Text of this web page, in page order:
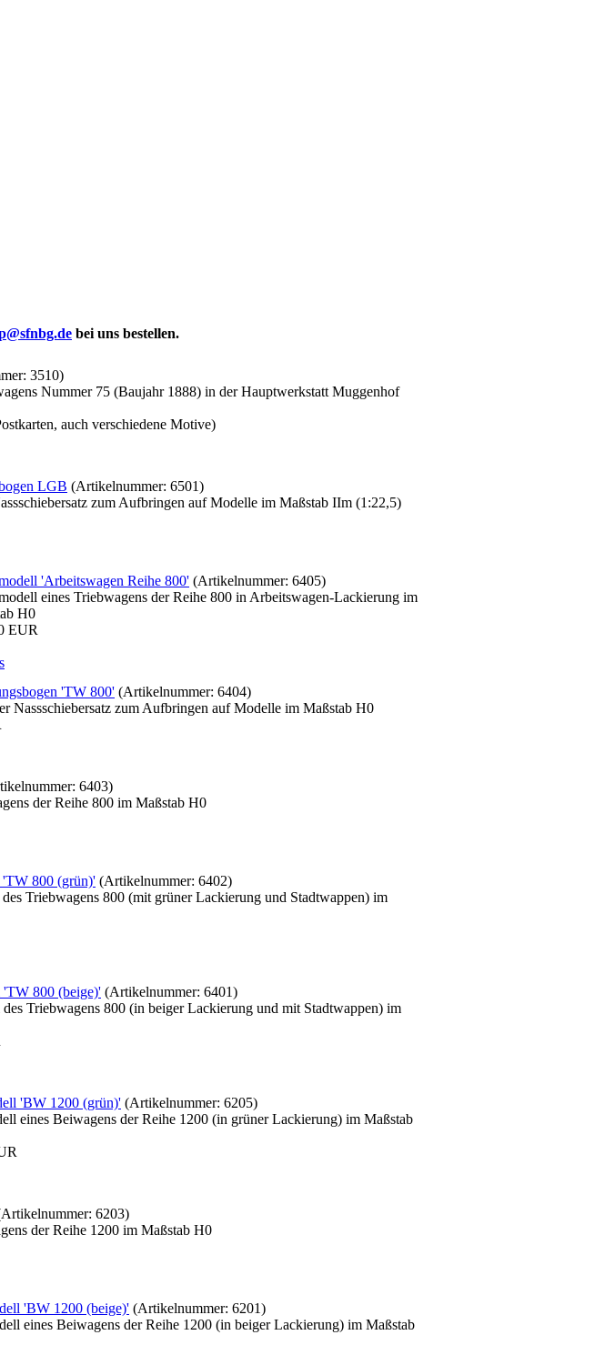
bei uns bestellen.
3510)
Nummer 75 (Baujahr 1888) in der Hauptwerkstatt Muggenhof
auch verschiedene Motive)
LGB (Artikelnummer: 6501)
zum Aufbringen auf Modelle im Maßstab IIm (1:22,5)
'Arbeitswagen Reihe 800' (Artikelnummer: 6405)
eines Triebwagens der Reihe 800 in Arbeitswagen-Lackierung im
H0
EUR
'TW 800' (Artikelnummer: 6404)
Nassschiebersatz zum Aufbringen auf Modelle im Maßstab H0
6403)
der Reihe 800 im Maßstab H0
800 (grün)' (Artikelnummer: 6402)
Triebwagens 800 (mit grüner Lackierung und Stadtwappen) im
'TW 800 (beige)' (Artikelnummer: 6401)
Triebwagens 800 (in beiger Lackierung und mit Stadtwappen) im
'BW 1200 (grün)' (Artikelnummer: 6205)
eines Beiwagens der Reihe 1200 (in grüner Lackierung) im Maßstab
6203)
der Reihe 1200 im Maßstab H0
'BW 1200 (beige)' (Artikelnummer: 6201)
eines Beiwagens der Reihe 1200 (in beiger Lackierung) im Maßstab